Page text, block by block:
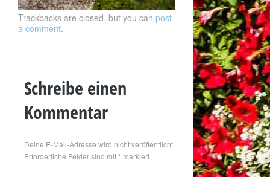
Trackbacks are closed, but you can post
a comment.
Schreibe einen
Kommentar
Deine E-Mail-Adresse wird nicht veröffentlicht.
Erforderliche Felder sind mit* markiert